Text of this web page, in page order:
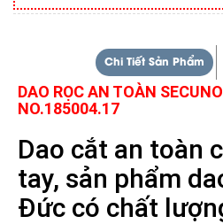
Chi Tiết Sản Phẩm
DAO RỌC AN TOÀN
NO.185004.17
Dao cắt an toàn
tay, sản phẩm
Đức có chất